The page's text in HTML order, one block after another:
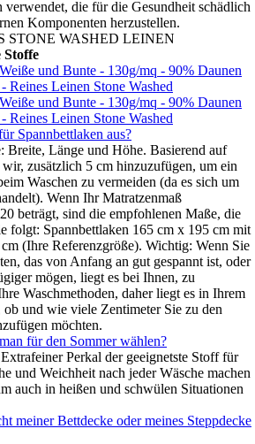
verwendet, die für die Gesundheit schädlich
Komponenten herzustellen.
STONE WASHED LEINEN
Spannbettlaken aus?
Breite, Länge und Höhe. Basierend auf
zusätzlich 5 cm hinzuzufügen, um ein
Waschen zu vermeiden (da es sich um
Wenn Ihr Matratzenmaß
beträgt, sind die empfohlenen Maße, die
folgt: Spannbettlaken 165 cm x 195 cm mit
(Ihre Referenzgröße). Wichtig: Wenn Sie
das von Anfang an gut gespannt ist, oder
mögen, liegt es bei Ihnen, zu
Waschmethoden, daher liegt es in Ihrem
ob und wie viele Zentimeter Sie zu den
möchten.
für den Sommer wählen?
Perkal der geeignetste Stoff für
und Weichheit nach jeder Wäsche machen
auch in heißen und schwülen Situationen
meiner Bettdecke oder meines Steppdecke